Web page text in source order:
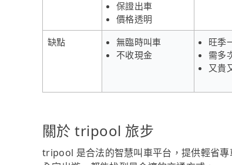
保證出車
價格透明
缺點
無臨時叫車
不收現金
旺季
需多
又貴
關於 tripool 旅步
tripool 是合法的智慧叫車平台，提供輕省